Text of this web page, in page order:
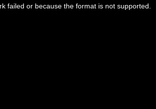
failed or because the format is not supported.